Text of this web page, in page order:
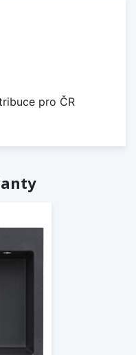
pro ČR